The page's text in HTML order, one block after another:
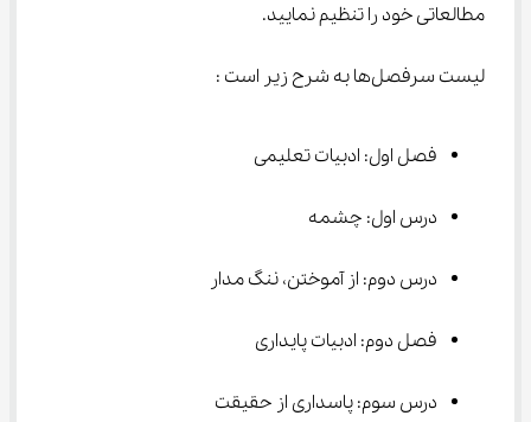
مطالعاتی خود را تنظیم نمایید.
لیست سرفصل‌ها به شرح زیر است :
فصل اول: ادبیات تعلیمی
درس اول: چشمه
درس دوم: از آموختن، ننگ مدار
فصل دوم: ادبیات پایداری
درس سوم: پاسداری از حقیقت